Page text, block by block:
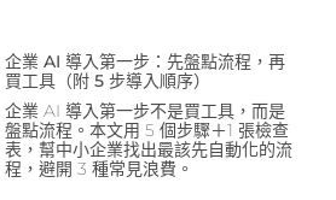
企業 AI 導入第一步：先盤點流程，再
買工具（附 5 步導入順序）
企業 AI 導入第一步不是買工具，而是
盤點流程。本文用 5 個步驟＋1 張檢查
表，幫中小企業找出最該先自動化的流
程，避開 3 種常見浪費。